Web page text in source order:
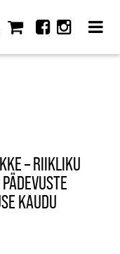
– RIIKLIKU
KAUDU